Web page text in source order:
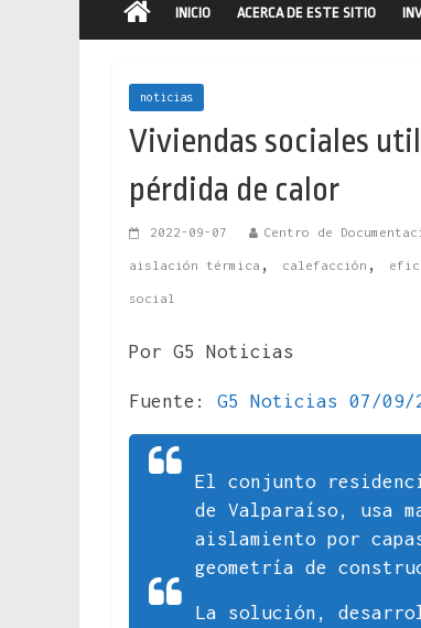
INICIO ACERCA DE ESTE SITIO
noticias
Viviendas sociales
pérdida de calor
2022-09-07 Centro de
aislación térmica , calefacción ,
social
Por G5 Noticias
Fuente: G5 Noticias 07/09/
El conjunto
de Valparaíso, usa
aislamiento por
geometría de
La solución,